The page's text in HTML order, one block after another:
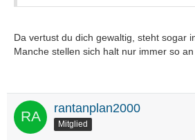
Da vertust du dich gewaltig, steht sogar
Manche stellen sich halt nur immer so
rantanplan2000
Mitglied